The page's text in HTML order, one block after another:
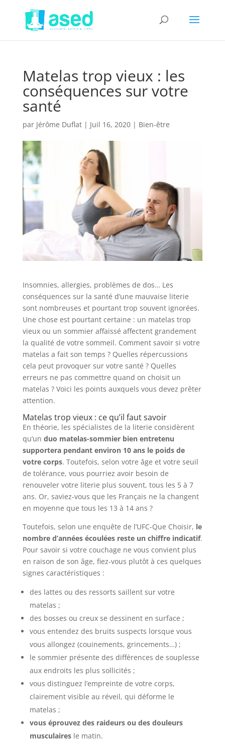
Matelas trop vieux : les
conséquences sur votre
santé
par Jérôme Duflat| Juil 16, 2020| Bien-être
Insomnies, allergies, problèmes de dos… Les
conséquences sur la santé d’une mauvaise literie
sont nombreuses et pourtant trop souvent ignorées.
Une chose est pourtant certaine : un matelas trop
vieux ou un sommier affaissé affectent grandement
la qualité de votre sommeil. Comment savoir si votre
matelas a fait son temps ? Quelles répercussions
cela peut provoquer sur votre santé ? Quelles
erreurs ne pas commettre quand on choisit un
matelas ? Voici les points auxquels vous devez prêter
attention.
Matelas trop vieux : ce qu’il faut savoir
En théorie, les spécialistes de la literie considèrent
qu’un duo matelas-sommier bien entretenu
supportera pendant environ 10 ans le poids de
votre corps. Toutefois, selon votre âge et votre seuil
de tolérance, vous pourriez avoir besoin de
renouveler votre literie plus souvent, tous les 5 à 7
ans. Or, saviez-vous que les Français ne la changent
en moyenne que tous les 13 à 14 ans ?
Toutefois, selon une enquête de l’UFC-Que Choisir, le
nombre d’années écoulées reste un chiffre indicatif.
Pour savoir si votre couchage ne vous convient plus
en raison de son âge, fiez-vous plutôt à ces quelques
signes caractéristiques :
des lattes ou des ressorts saillent sur votre
matelas ;
des bosses ou creux se dessinent en surface ;
vous entendez des bruits suspects lorsque vous
vous allongez (couinements, grincements…) ;
le sommier présente des différences de souplesse
aux endroits les plus sollicités ;
vous distinguez l’empreinte de votre corps,
clairement visible au réveil, qui déforme le
matelas ;
vous éprouvez des raideurs ou des douleurs
musculairesle matin.